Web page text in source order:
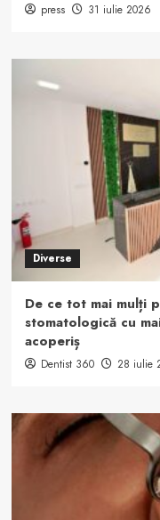
press 31 iulie 2026
Diverse
De ce tot mai mulți
stomatologică cu
acoperiș
Dentist 360 28 iulie